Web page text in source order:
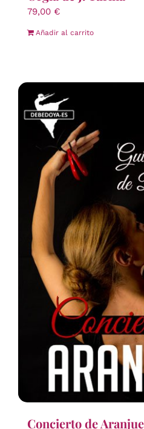
79,00 €
Añadir al carrito
Concierto de